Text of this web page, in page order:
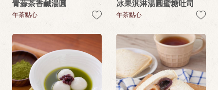
青蒜茶香鹹湯圓
午茶點心
冰果淇淋湯圓蜜糖吐司
午茶點心